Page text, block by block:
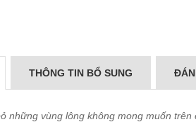
THÔNG TIN BỔ SUNG
những vùng lông không mong muốn